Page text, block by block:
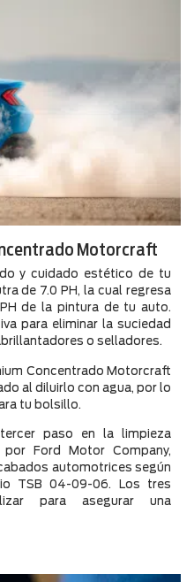
Motorcraft
y cuidado estético de tu
de 7.0 PH, la cual regresa
de la pintura de tu auto.
para eliminar la suciedad
o selladores.
Concentrado Motorcraft
al diluirlo con agua, por lo
tu bolsillo.
paso en la limpieza
por Ford Motor Company,
automotrices según
TSB 04-09-06. Los tres
para asegurar una